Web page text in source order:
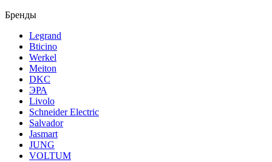
Бренды
Legrand
Bticino
Werkel
Meiton
DKC
ЭРА
Livolo
Schneider Electric
Salvador
Jasmart
JUNG
VOLTUM